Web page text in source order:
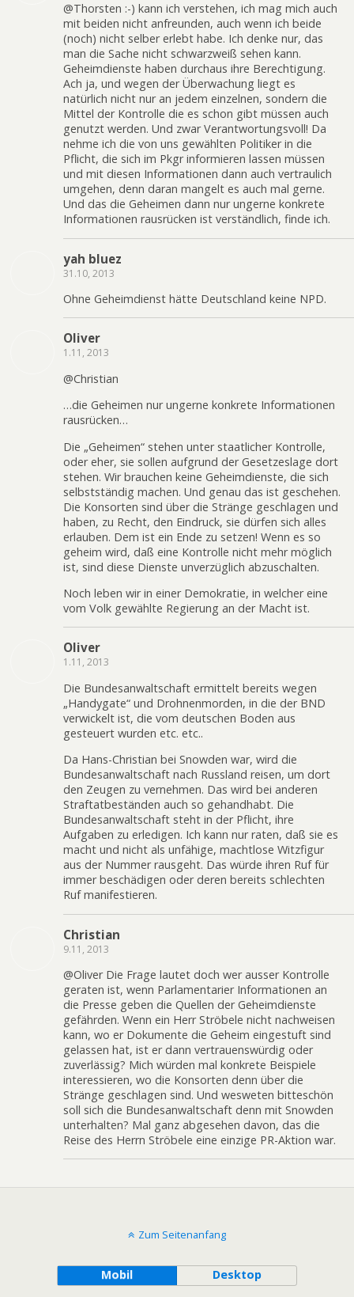
@Thorsten :-) kann ich verstehen, ich mag mich auch
mit beiden nicht anfreunden, auch wenn ich beide
(noch) nicht selber erlebt habe. Ich denke nur, das
man die Sache nicht schwarzweiß sehen kann.
Geheimdienste haben durchaus ihre Berechtigung.
Ach ja, und wegen der Überwachung liegt es
natürlich nicht nur an jedem einzelnen, sondern die
Mittel der Kontrolle die es schon gibt müssen auch
genutzt werden. Und zwar Verantwortungsvoll! Da
nehme ich die von uns gewählten Politiker in die
Pflicht, die sich im Pkgr informieren lassen müssen
und mit diesen Informationen dann auch vertraulich
umgehen, denn daran mangelt es auch mal gerne.
Und das die Geheimen dann nur ungerne konkrete
Informationen rausrücken ist verständlich, finde ich.
yah bluez
31.10, 2013
Ohne Geheimdienst hätte Deutschland keine NPD.
Oliver
1.11, 2013
@Christian
…die Geheimen nur ungerne konkrete Informationen
rausrücken…
Die „Geheimen“ stehen unter staatlicher Kontrolle,
oder eher, sie sollen aufgrund der Gesetzeslage dort
stehen. Wir brauchen keine Geheimdienste, die sich
selbstständig machen. Und genau das ist geschehen.
Die Konsorten sind über die Stränge geschlagen und
haben, zu Recht, den Eindruck, sie dürfen sich alles
erlauben. Dem ist ein Ende zu setzen! Wenn es so
geheim wird, daß eine Kontrolle nicht mehr möglich
ist, sind diese Dienste unverzüglich abzuschalten.
Noch leben wir in einer Demokratie, in welcher eine
vom Volk gewählte Regierung an der Macht ist.
Oliver
1.11, 2013
Die Bundesanwaltschaft ermittelt bereits wegen
„Handygate“ und Drohnenmorden, in die der BND
verwickelt ist, die vom deutschen Boden aus
gesteuert wurden etc. etc..
Da Hans-Christian bei Snowden war, wird die
Bundesanwaltschaft nach Russland reisen, um dort
den Zeugen zu vernehmen. Das wird bei anderen
Straftatbeständen auch so gehandhabt. Die
Bundesanwaltschaft steht in der Pflicht, ihre
Aufgaben zu erledigen. Ich kann nur raten, daß sie es
macht und nicht als unfähige, machtlose Witzfigur
aus der Nummer rausgeht. Das würde ihren Ruf für
immer beschädigen oder deren bereits schlechten
Ruf manifestieren.
Christian
9.11, 2013
@Oliver Die Frage lautet doch wer ausser Kontrolle
geraten ist, wenn Parlamentarier Informationen an
die Presse geben die Quellen der Geheimdienste
gefährden. Wenn ein Herr Ströbele nicht nachweisen
kann, wo er Dokumente die Geheim eingestuft sind
gelassen hat, ist er dann vertrauenswürdig oder
zuverlässig? Mich würden mal konkrete Beispiele
interessieren, wo die Konsorten denn über die
Stränge geschlagen sind. Und wesweten bitteschön
soll sich die Bundesanwaltschaft denn mit Snowden
unterhalten? Mal ganz abgesehen davon, das die
Reise des Herrn Ströbele eine einzige PR-Aktion war.
Zum Seitenanfang
Mobil Desktop